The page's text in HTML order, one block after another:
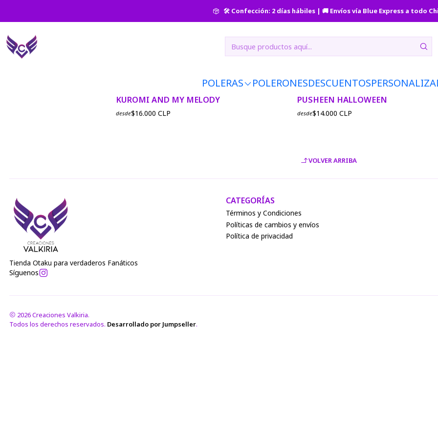
POLERAS POLERONESDESCUENTOS
🛠️ Confección: 2 días hábiles | 🚚 Envíos vía Blue Express a todo
Inicio POLERAS KAWAII
KAWAII
KUROMI AND MY MELODY
desde$16.000 CLP
|CREACIONES VALKIRIA
PUSHEEN HALLOWEEN
desde$14.000 CLP
VOLVER ARRIBA
Tienda Otaku para verdaderos Fanáticos
Síguenos
CATEGORÍAS
Términos y Condiciones
Políticas de cambios y envíos
Política de privacidad
2026 Creaciones Valkiria.
Todos los derechos reservados. Desarrollado por Jumpseller.